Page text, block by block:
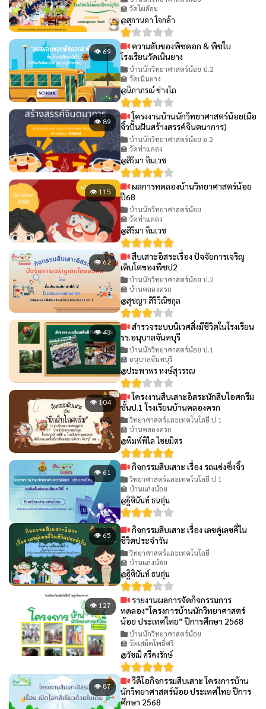
🏫 วัดไผ่ล้อม
@สุกานดา ใจกล้า
👁 69
ความลับของพืชดอก & พืชใบ
โรงเรียนวัดเนินยาง
บ้านนักวิทยาศาสตร์น้อย ป.2
🏫 วัดเนินยาง
@นิภาภรณ์ ช่างไถ
👁 89
โครงงานบ้านนักวิทยาศาสตร์น้อย(มือ
จิ๋วปั้นฝันสร้างสรรค์จินตนาการ)
บ้านนักวิทยาศาสตร์น้อย อ.2
🏫 วัดท่าแคลง
@สิริมา ทิมเวช
👁 115
ผลการทดลองบ้านวิทยาศาสตร์น้อย
ปี68
บ้านนักวิทยาศาสตร์น้อย
🏫 วัดท่าแคลง
@สิริมา ทิมเวช
👁 62
สืบเสาะอิสระเรื่อง ปัจจัยการเจริญ
เติบโตของพืชป2
บ้านนักวิทยาศาสตร์น้อย ป.2
🏫 บ้านคลองครก
@สุชญา สิริวิณิชกุล
👁 43
สำรวจระบบนิเวศสิ่งมีชีวิตในโรงเรียน
รร.อนุบาลจันทบุรี
บ้านนักวิทยาศาสตร์น้อย ป.1
🏫 อนุบาลจันทบุรี
@ประพาพร หงษ์สุวรรณ
👁 104
โครงงานสืบเสาะอิสระนักสืบไอศกรีม
ชั้นป.1 โรงเรียนบ้านคลองครก
วิทยาศาสตร์และเทคโนโลยี ป.1
🏫 บ้านคลองครก
@พิมพ์พิไล ไชยมิตร
👁 61 กิจกรรมสืบเสาะ เรื่อง รถแข่งซิ่งจิ๋ว
วิทยาศาสตร์และเทคโนโลยี ป.1
🏫 บ้านแก่งน้อย
@ฐิตินันท์ ธนตุ่น
👁 65
กิจกรรมสืบเสาะ เรื่อง เลขคู่เลขคี่ใน
ชีวิตประจำวัน
วิทยาศาสตร์และเทคโนโลยี
🏫 บ้านแก่งน้อย
@ฐิตินันท์ ธนตุ่น
👁 127
รายงานผลการจัดกิจกรรมการ
ทดลอง“โครงการบ้านนักวิทยาศาสตร์
น้อย ประเทศไทย” ปีการศึกษา 2568
บ้านนักวิทยาศาสตร์น้อย
🏫 วัดเสม็ดโพธิ์ศรี
@วัชณี ศรีคงรักษ์
👁 87
วีดีโอกิจกรรมสืบเสาะ โครงการบ้าน
นักวิทยาศาสตร์น้อย ประเทศไทย ปีการ
ศึกษา 2568